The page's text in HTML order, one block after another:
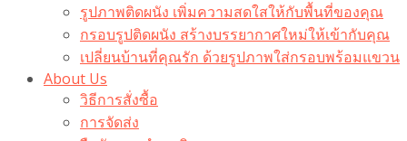
รูปภาพติดผนัง เพิ่มความสดใสให้กับพื้นที่ของคุณ
กรอบรูปติดผนัง สร้างบรรยากาศใหม่ให้เข้ากับคุณ
เปลี่ยนบ้านที่คุณรัก ด้วยรูปภาพใส่กรอบพร้อมแขวน​
About Us
วิธีการสั่งซื้อ
การจัดส่ง